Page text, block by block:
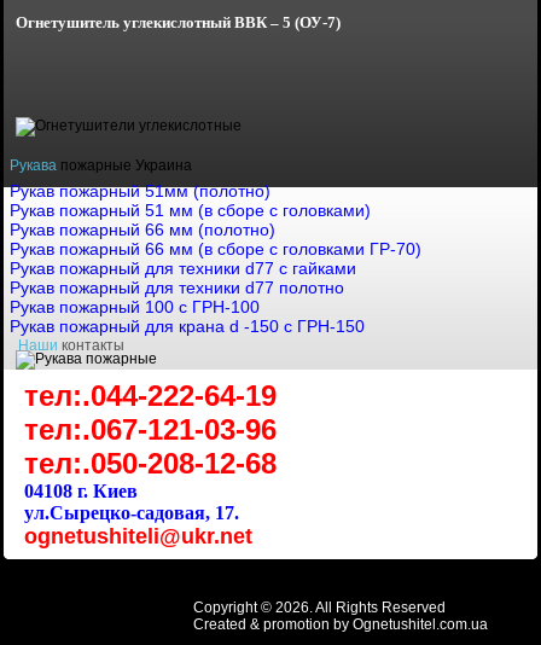
Огнетушитель углекислотный ВВК – 5 (ОУ-7)
Рукава пожарные Украина
Рукав пожарный 51мм (полотно)
Рукав пожарный 51 мм (в сборе с головками)
Рукав пожарный 66 мм (полотно)
Рукав пожарный 66 мм (в сборе с головками ГР-70)
Рукав пожарный для техники d77 с гайками
Рукав пожарный для техники d77 полотно
Рукав пожарный 100 с ГРН-100
Рукав пожарный для крана d -150 с ГРН-150
Наши контакты
тел:.044-222-64-19
тел:.067-121-03-96
тел:.050-208-12-68
04108 г. Киев
ул.Сырецко-садовая, 17.
ognetushiteli@ukr.net
Copyright © 2026. All Rights Reserved
Created & promotion by Ognetushitel.com.ua